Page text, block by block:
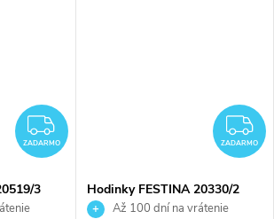
ZADARMO
ZADARMO
3
ZADARMO
Hodinky FESTINA 20330/2
Až 100 dní na vrátenie